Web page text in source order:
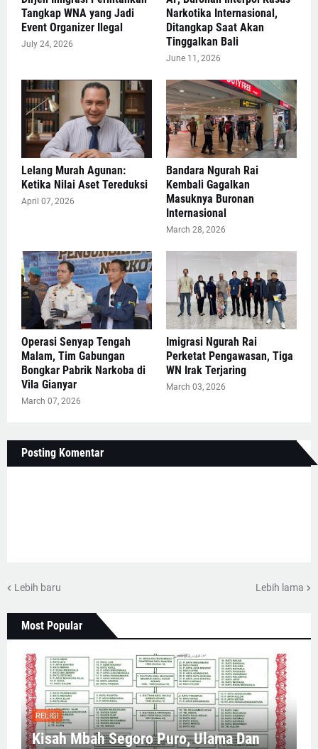
Tangkap WNA yang Jadi
Event Organizer Ilegal
July 24, 2026
Narkotika Internasional,
Ditangkap Saat Akan
Tinggalkan Bali
June 11, 2026
Lelang Murah Agunan:
Ketika Nilai Aset Tereduksi
April 07, 2026
Bandara Ngurah Rai
Kembali Gagalkan
Masuknya Buronan
Internasional
March 28, 2026
Operasi Senyap Tengah
Malam, Tim Gabungan
Bongkar Pabrik Narkoba di
Vila Gianyar
March 07, 2026
Imigrasi Ngurah Rai
Perketat Pengawasan, Tiga
WN Irak Terjaring
March 03, 2026
Posting Komentar
Lebih baru Lebih lama
Most Popular
RELIGI
Kisah Mbah Segoro Puro, Ulama Dan